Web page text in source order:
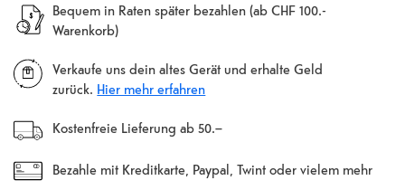
Bequem in Raten später bezahlen (ab CHF 100.-
Warenkorb)
Verkaufe uns dein altes Gerät und erhalte Geld
zurück. Hier mehr erfahren
Kostenfreie Lieferung ab 50.–
Bezahle mit Kreditkarte, Paypal, Twint oder vielem mehr